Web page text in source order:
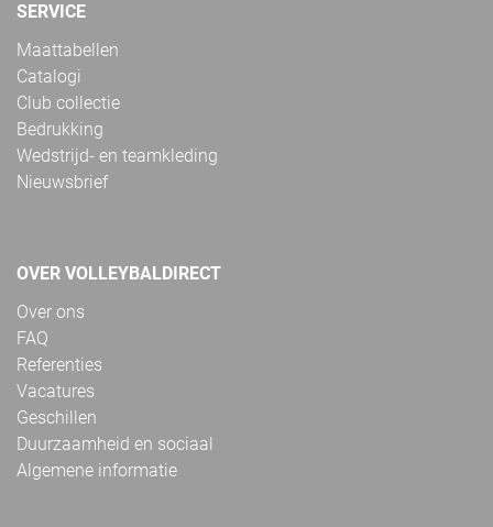
SERVICE
Maattabellen
Catalogi
Club collectie
Bedrukking
Wedstrijd- en teamkleding
Nieuwsbrief
OVER VOLLEYBALDIRECT
Over ons
FAQ
Referenties
Vacatures
Geschillen
Duurzaamheid en sociaal
Algemene informatie